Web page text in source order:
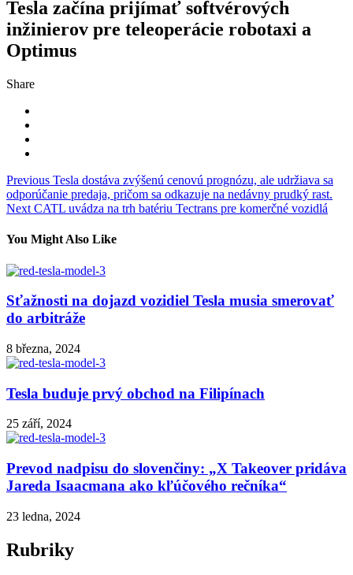
Tesla začína prijímať softvérových
inžinierov pre teleoperácie robotaxi a
Optimus
Share
Navigace
pro
Previous Tesla dostáva zvýšenú cenovú prognózu, ale udržiava sa
odporúčanie predaja, pričom sa odkazuje na nedávny prudký rast.
Next CATL uvádza na trh batériu Tectrans pre komerčné vozidlá
You Might Also Like
Sťažnosti na dojazd vozidiel Tesla musia smerovať
do arbitráže
8 března, 2024
Tesla buduje prvý obchod na Filipínach
25 září, 2024
Prevod nadpisu do slovenčiny: „X Takeover pridáva
Jareda Isaacmana ako kľúčového rečníka“
23 ledna, 2024
Rubriky